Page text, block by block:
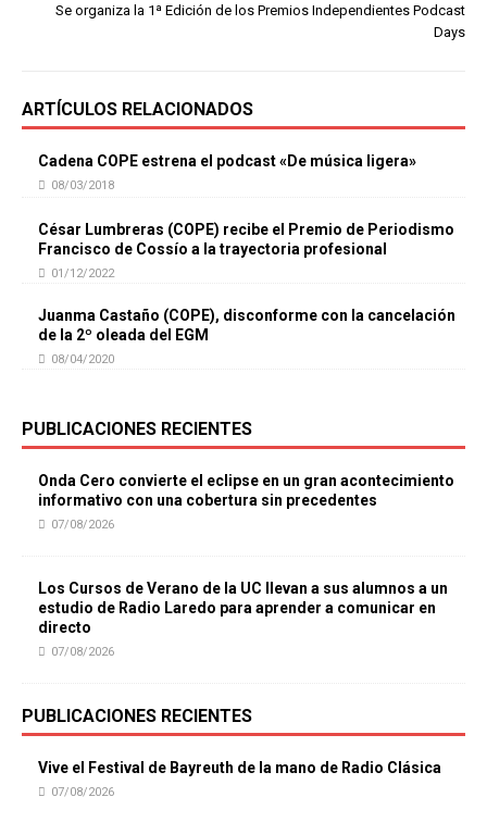
Se organiza la 1ª Edición de los Premios Independientes Podcast
Days
ARTÍCULOS RELACIONADOS
Cadena COPE estrena el podcast «De música ligera»
08/03/2018
César Lumbreras (COPE) recibe el Premio de Periodismo
Francisco de Cossío a la trayectoria profesional
01/12/2022
Juanma Castaño (COPE), disconforme con la cancelación
de la 2º oleada del EGM
08/04/2020
PUBLICACIONES RECIENTES
Onda Cero convierte el eclipse en un gran acontecimiento
informativo con una cobertura sin precedentes
07/08/2026
Los Cursos de Verano de la UC llevan a sus alumnos a un
estudio de Radio Laredo para aprender a comunicar en
directo
07/08/2026
PUBLICACIONES RECIENTES
Vive el Festival de Bayreuth de la mano de Radio Clásica
07/08/2026